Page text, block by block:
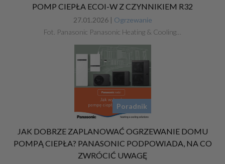
POMP CIEPŁA ECOI-W Z CZYNNIKIEM R32
27.01.2026 | Ogrzewanie
Fot. Panasonic Panasonic Heating & Cooling…
Poradnik
JAK DOBRZE ZAPLANOWAĆ OGRZEWANIE DOMU
POMPĄ CIEPŁA? PANASONIC PODPOWIADA, NA CO
ZWRÓCIĆ UWAGĘ